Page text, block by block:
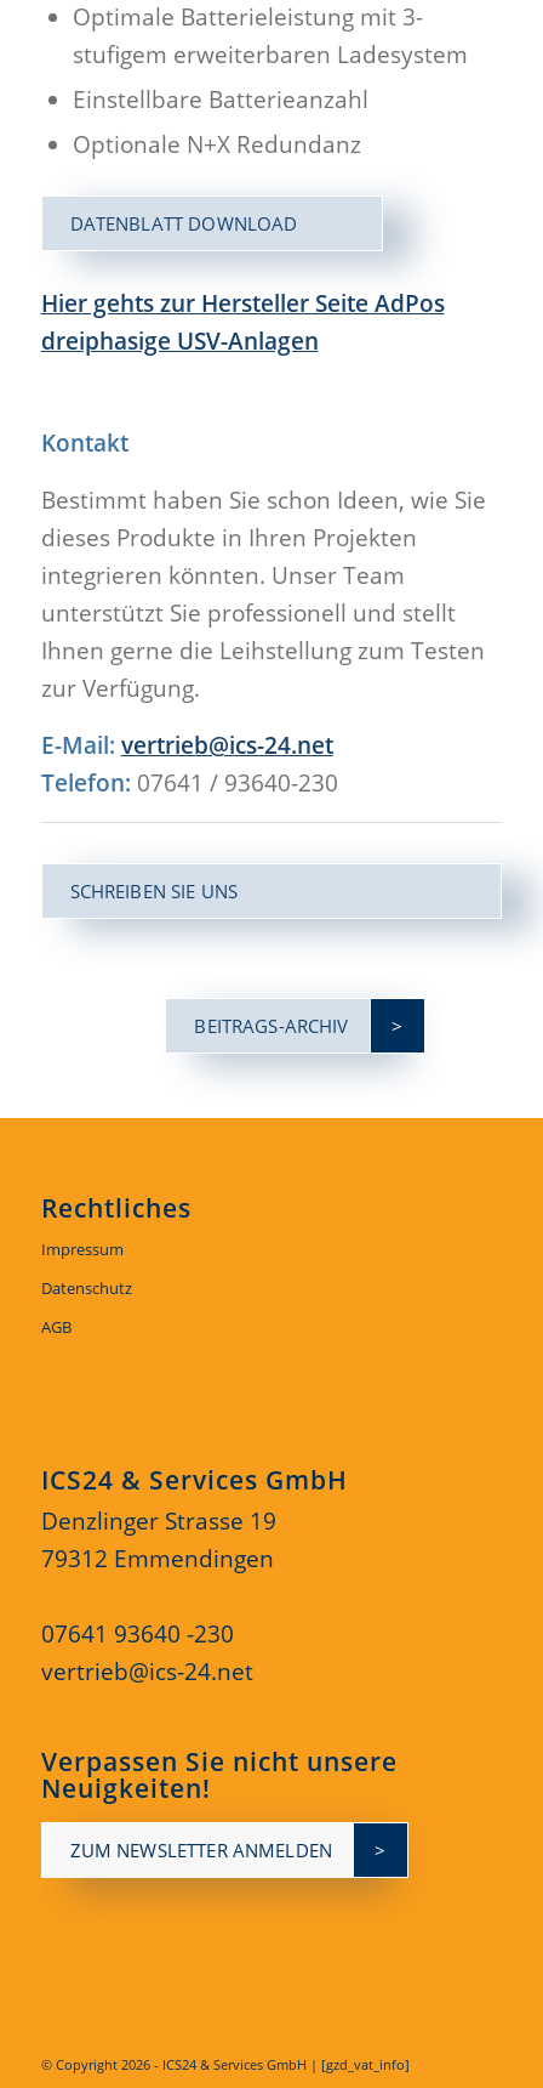
Optimale Batterieleistung mit 3-
stufigem erweiterbaren Ladesystem
Einstellbare Batterieanzahl
Optionale N+X Redundanz
DATENBLATT DOWNLOAD
Hier gehts zur Hersteller Seite AdPos
dreiphasige USV-Anlagen
Kontakt
Bestimmt haben Sie schon Ideen, wie Sie
dieses Produkte in Ihren Projekten
integrieren könnten. Unser Team
unterstützt Sie professionell und stellt
Ihnen gerne die Leihstellung zum Testen
zur Verfügung.
E-Mail: vertrieb@ics-24.net
Telefon: 07641 / 93640-230
SCHREIBEN SIE UNS
BEITRAGS-ARCHIV
Rechtliches
Impressum
Datenschutz
AGB
ICS24 & Services GmbH
Denzlinger Strasse 19
79312 Emmendingen
07641 93640 -230
vertrieb@ics-24.net
Verpassen Sie nicht unsere
Neuigkeiten!
ZUM NEWSLETTER ANMELDEN
© Copyright 2026 - ICS24 & Services GmbH | [gzd_vat_info]